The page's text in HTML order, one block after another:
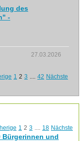
des
-
27.03.2026
1 2 3 .... 42 Nächste
1 2 3 .... 18 Nächste
Bürgerinnen und